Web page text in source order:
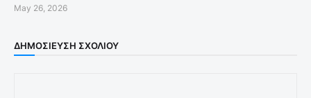
May 26, 2026
ΔΗΜΟΣΊΕΥΣΗ ΣΧΟΛΊΟΥ